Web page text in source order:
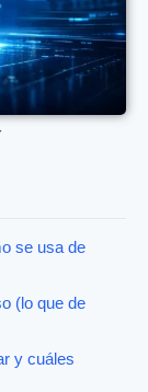
se usa de
(lo que de
y cuáles